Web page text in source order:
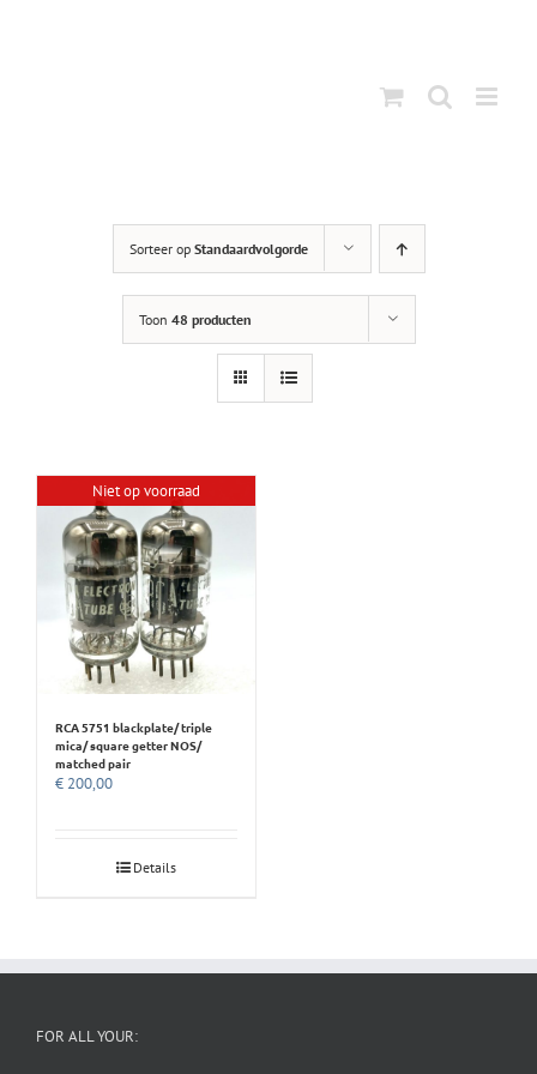
Sorteer op Standaardvolgorde
Toon 48 producten
Niet op voorraad
RCA 5751 blackplate/ triple
mica/ square getter NOS/
matched pair
€ 200,00
Details
FOR ALL YOUR: